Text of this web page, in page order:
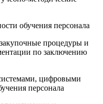
обучения персонала
процедуры и
по заключению
цифровыми
персонала